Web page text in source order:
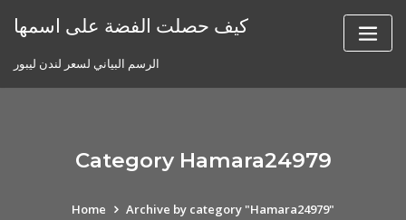
كيف حصلت الفضة على اسمها
الرسم البياني لسعر لندن ليبور
Category Hamara24979
Home Archive by category "Hamara24979"